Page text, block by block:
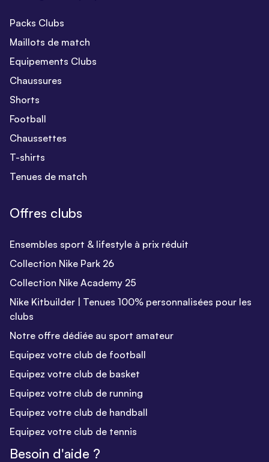
Packs Clubs
Maillots de match
Equipements Clubs
Chaussures
Shorts
Football
Chaussettes
T-shirts
Tenues de match
Offres clubs
Ensembles sport & lifestyle à prix réduit
Collection Nike Park 26
Collection Nike Academy 25
Nike Kitbuilder | Tenues 100% personnalisées pour les
clubs
Notre offre dédiée au sport amateur
Equipez votre club de football
Equipez votre club de basket
Equipez votre club de running
Equipez votre club de handball
Equipez votre club de tennis
Besoin d'aide ?